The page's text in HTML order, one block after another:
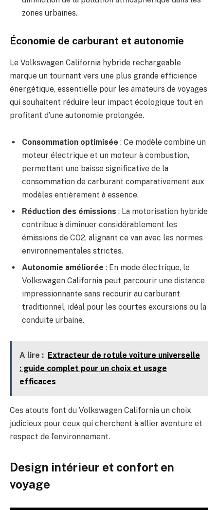
zones urbaines.
Économie de carburant et autonomie
Le Volkswagen California hybride rechargeable
marque un tournant vers une plus grande efficience
énergétique, essentielle pour les amateurs de voyages
qui souhaitent réduire leur impact écologique tout en
profitant d’une autonomie prolongée.
Consommation optimisée : Ce modèle combine un
moteur électrique et un moteur à combustion,
permettant une baisse significative de la
consommation de carburant comparativement aux
modèles entièrement à essence.
Réduction des émissions : La motorisation hybride
contribue à diminuer considérablement les
émissions de CO2, alignant ce van avec les normes
environnementales strictes.
Autonomie améliorée : En mode électrique, le
Volkswagen California peut parcourir une distance
impressionnante sans recourir au carburant
traditionnel, idéal pour les courtes excursions ou la
conduite urbaine.
A lire : Extracteur de rotule voiture universelle
: guide complet pour un choix et usage
efficaces
Ces atouts font du Volkswagen California un choix
judicieux pour ceux qui cherchent à allier aventure et
respect de l’environnement.
Design intérieur et confort en
voyage